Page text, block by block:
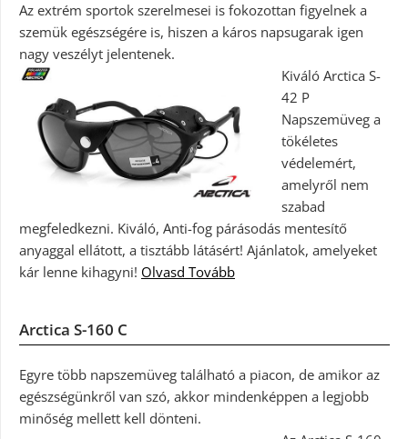
Az extrém sportok szerelmesei is fokozottan figyelnek a
szemük egészségére is, hiszen a káros napsugarak igen
nagy veszélyt jelentenek.
Kiváló Arctica S-
42 P
Napszemüveg a
tökéletes
védelemért,
amelyről nem
szabad
megfeledkezni. Kiváló, Anti-fog párásodás mentesítő
anyaggal ellátott, a tisztább látásért! Ajánlatok, amelyeket
kár lenne kihagyni! Olvasd Tovább
Arctica S-160 C
Egyre több napszemüveg található a piacon, de amikor az
egészségünkről van szó, akkor mindenképpen a legjobb
minőség mellett kell dönteni.